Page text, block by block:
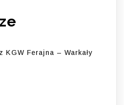
KGW Ferajna – Warkały